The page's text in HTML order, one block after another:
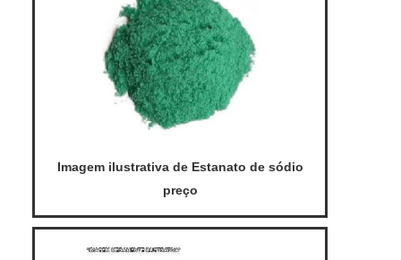
durabilidade dos materiais, além de evitar
prejuízos com substi...
Imagem ilustrativa de Estanato de sódio
preço